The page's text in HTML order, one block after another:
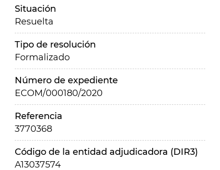
Situación
Resuelta
Tipo de resolución
Formalizado
Número de expediente
ECOM/000180/2020
Referencia
3770368
Código de la entidad adjudicadora (DIR3)
A13037574